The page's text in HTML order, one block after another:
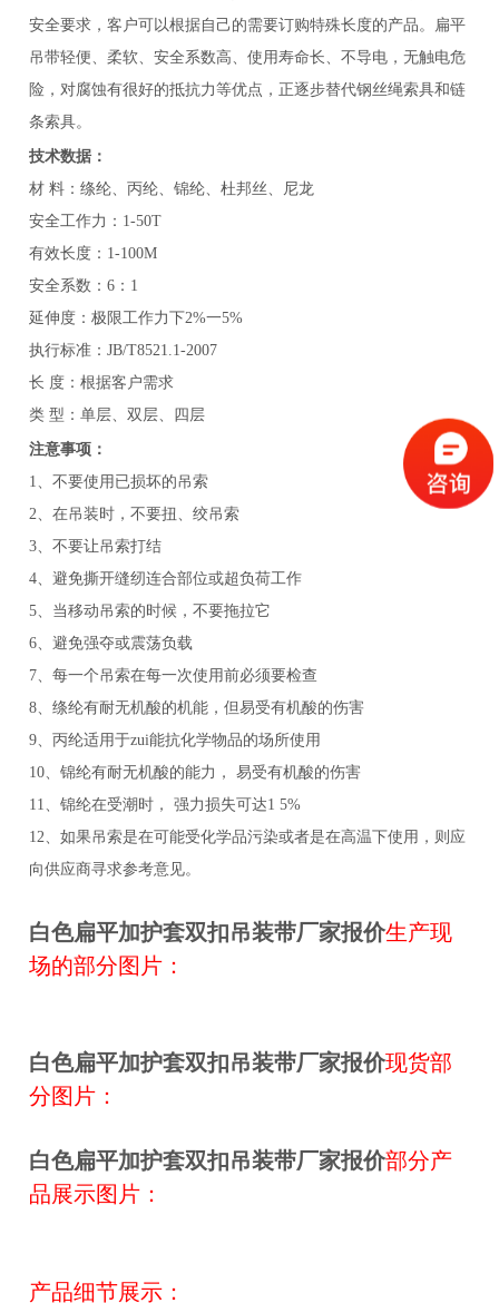
安全要求，客户可以根据自己的需要订购特殊长度的产品。扁平
吊带轻便、柔软、安全系数高、使用寿命长、不导电，无触电危
险，对腐蚀有很好的抵抗力等优点，正逐步替代钢丝绳索具和链
条索具。
技术数据：
材 料：绦纶、丙纶、锦纶、杜邦丝、尼龙
安全工作力：1-50T
有效长度：1-100M
安全系数：6：1
延伸度：极限工作力下2%一5%
执行标准：JB/T8521.1-2007
长 度：根据客户需求
类 型：单层、双层、四层
注意事项：
1、不要使用已损坏的吊索
2、在吊装时，不要扭、绞吊索
3、不要让吊索打结
4、避免撕开缝纫连合部位或超负荷工作
5、当移动吊索的时候，不要拖拉它
6、避免强夺或震荡负载
7、每一个吊索在每一次使用前必须要检查
8、绦纶有耐无机酸的机能，但易受有机酸的伤害
9、丙纶适用于zui能抗化学物品的场所使用
10、锦纶有耐无机酸的能力， 易受有机酸的伤害
11、锦纶在受潮时， 强力损失可达1 5%
12、如果吊索是在可能受化学品污染或者是在高温下使用，则应
向供应商寻求参考意见。
白色扁平加护套双扣吊装带厂家报价生产现
场的部分图片：
白色扁平加护套双扣吊装带厂家报价现货部
分图片：
白色扁平加护套双扣吊装带厂家报价部分产
品展示图片：
产品细节展示：